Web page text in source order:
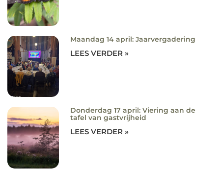
Maandag 14 april: Jaarvergadering
LEES VERDER »
Donderdag 17 april: Viering aan de
tafel van gastvrijheid
LEES VERDER »